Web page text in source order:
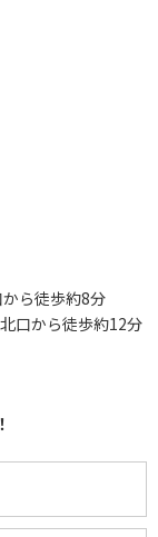
ら徒歩約8分
口から徒歩約12分